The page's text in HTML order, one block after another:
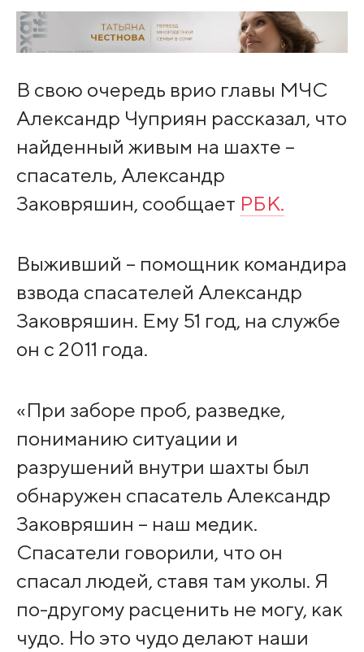
В свою очередь врио главы МЧС
Александр Чуприян рассказал, что
найденный живым на шахте –
спасатель, Александр
Заковряшин, сообщает РБК.
Выживший – помощник командира
взвода спасателей Александр
Заковряшин. Ему 51 год, на службе
он с 2011 года.
«При заборе проб, разведке,
пониманию ситуации и
разрушений внутри шахты был
обнаружен спасатель Александр
Заковряшин – наш медик.
Спасатели говорили, что он
спасал людей, ставя там уколы. Я
по-другому расценить не могу, как
чудо. Но это чудо делают наши